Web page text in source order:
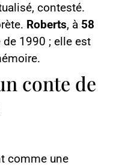
contesté.
Roberts, à 58
de 1990 ; elle est
conte de
comme une